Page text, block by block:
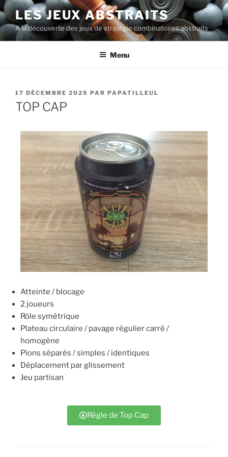
LES JEUX ABSTRAITS
A la découverte des jeux de stratégie combinatoires abstraits
Menu
17 DÉCEMBRE 2025 PAR PAPATILLEUL
TOP CAP
Atteinte / blocage
2 joueurs
Rôle symétrique
Plateau circulaire / pavage régulier carré /
homogène
Pions séparés / simples / identiques
Déplacement par glissement
Jeu partisan
Règle de Top Cap